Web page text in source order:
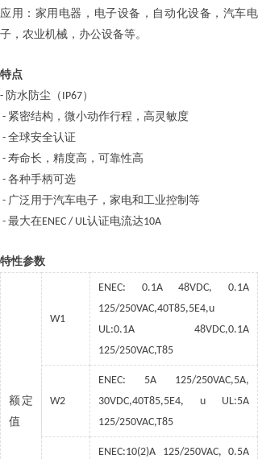
应用： 家用电器，电子设备，自动化设备，汽车电
子，农业机械，办公设备等。
特点
- 防水防尘（ IP67）
- 紧密结构， 微小动作行程 ，高灵敏度
- 全球安全认证
- 寿命长，精度高，可靠性高
- 各种手柄可选
- 广泛用于汽车电子，家电和工业控制等
- 最大在ENEC / UL认证电流达10A
特性参数
额定
值
W1
ENEC: 0.1A 48VDC, 0.1A
125/250VAC,40T85,5E4,u
UL:0.1A 48VDC,0.1A
125/250VAC,T85
W2
ENEC: 5A 125/250VAC,5A,
30VDC,40T85,5E4, u UL:5A
125/250VAC,T85
ENEC:10(2)A 125/250VAC, 0.5A